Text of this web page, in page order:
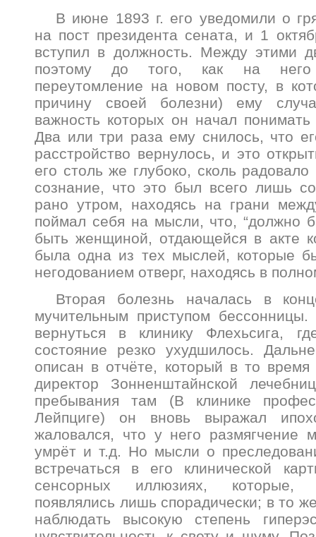
В июне 1893 г. его уведомили о
на пост президента сената, и 1
вступил в должность. Между этими
поэтому до того, как на него
переутомление на новом посту, в
причину своей болезни) ему
важность которых он начал
Два или три раза ему снилось, что
расстройство вернулось, и это
его столь же глубоко, сколь
сознание, что это был всего лишь
рано утром, находясь на грани
поймал себя на мысли, что, “должно
быть женщиной, отдающейся в акте
была одна из тех мыслей, которые
негодованием отверг, находясь в
Вторая болезнь началась в
мучительным приступом
вернуться в клинику Флехьсига,
состояние резко ухудшилось.
описан в отчёте, который в то время
директор Зонненштайнской
пребывания там (В клинике
Лейпциге) он вновь выражал
жаловался, что у него размягчение
умрёт и т.д. Но мысли о
встречаться в его клинической
сенсорных иллюзиях, которые,
появлялись лишь спорадически; в то
наблюдать высокую степень